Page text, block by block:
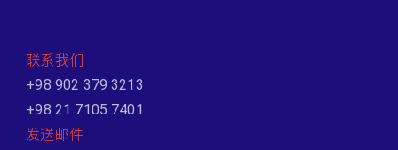
联系我们
+98 902 379 3213
+98 21 7105 7401
发送邮件